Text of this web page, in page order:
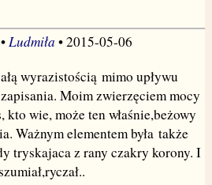
Ludmiła • 2015-05-06
wyrazistością mimo upływu
Moim zwierzęciem mocy
wie, może ten właśnie,beżowy
Ważnym elementem była także
tryskajaca z rany czakry korony. I